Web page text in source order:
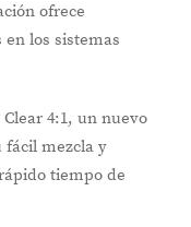
ofrece
los sistemas
4:1, un nuevo
fácil mezcla y
tiempo de